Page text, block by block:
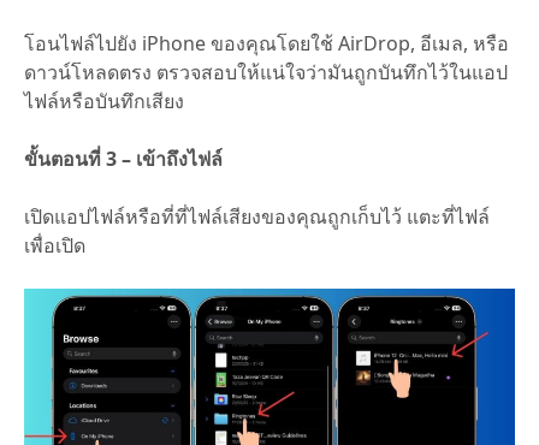
โอนไฟล์ไปยัง iPhone ของคุณโดยใช้ AirDrop, อีเมล, หรือ
ดาวน์โหลดตรง ตรวจสอบให้แน่ใจว่ามันถูกบันทึกไว้ในแอป
ไฟล์หรือบันทึกเสียง
ขั้นตอนที่ 3 – เข้าถึงไฟล์
เปิดแอปไฟล์หรือที่ที่ไฟล์เสียงของคุณถูกเก็บไว้ แตะที่ไฟล์
เพื่อเปิด